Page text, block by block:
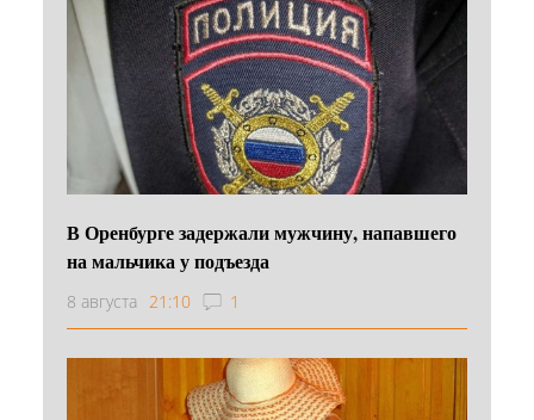
В Оренбурге задержали мужчину, напавшего
на мальчика у подъезда
8 августа 21:10 1